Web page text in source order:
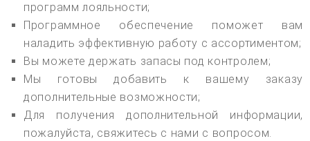
программ лояльности;
Программное обеспечение поможет вам
наладить эффективную работу с ассортиментом;
Вы можете держать запасы под контролем;
Мы готовы добавить к вашему заказу
дополнительные возможности;
Для получения дополнительной информации,
пожалуйста, свяжитесь с нами с вопросом.